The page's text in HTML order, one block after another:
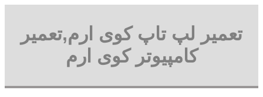
تعمیر لپ تاپ کوی ارم,تعمیر
کامپیوتر کوی ارم